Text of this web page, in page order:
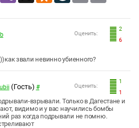
2
6
Оценить:
звали невинно убиенного?
1
1
Оценить:
(Гость) #
взрывали. Только в Дагестане и
видимо и у вас научились бомбы
раз когда подрывали не помню.